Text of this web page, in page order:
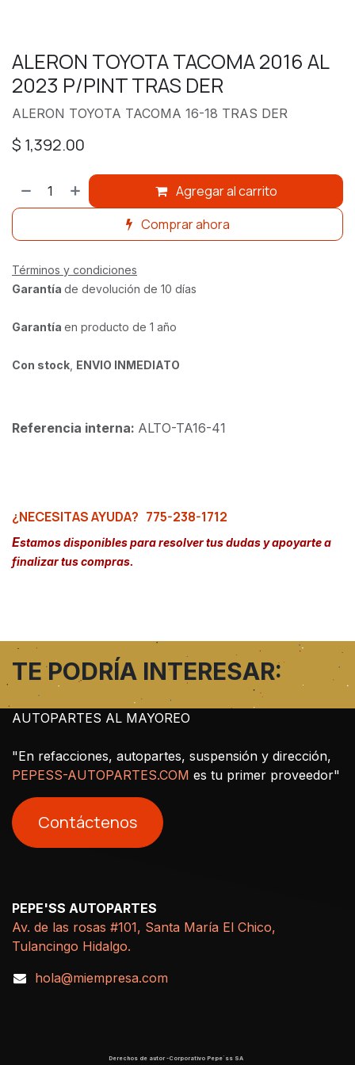
ALERON TOYOTA TACOMA 2016 AL
2023 P/PINT TRAS DER
ALERON TOYOTA TACOMA 16-18 TRAS DER
$ 1,392.00
Agregar al carrito
Comprar ahora
Términos y condiciones
Garantía de devolución de 10 días
Garantía en producto de 1 año
Con stock ENVIO INMEDIATO
Referencia interna: ALTO-TA16-41
¿NECESITAS AYUDA? 775-238-1712
Estamos disponibles para resolver tus dudas y apoyarte a
finalizar tus compras.
TE PODRÍA INTERESAR:
AUTOPARTES AL MAYOREO
"En refacciones, autopartes, suspensión y dirección,
PEPESS-AUTOPARTES.COM es tu primer proveedor"
Contáctenos
PEPE'SS AUTOPARTES
Av. de las rosas #101, Santa María El Chico,
Tulancingo Hidalgo.
hola@miempresa.com
Derechos de autor -Corporativo Pepe´ss SA